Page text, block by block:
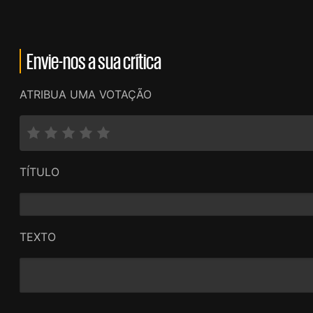
Envie-nos a sua crítica
ATRIBUA UMA VOTAÇÃO
TÍTULO
TEXTO